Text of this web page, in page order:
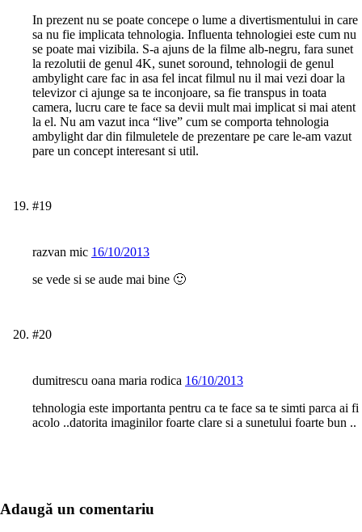
In prezent nu se poate concepe o lume a divertismentului in care
sa nu fie implicata tehnologia. Influenta tehnologiei este cum nu
se poate mai vizibila. S-a ajuns de la filme alb-negru, fara sunet
la rezolutii de genul 4K, sunet soround, tehnologii de genul
ambylight care fac in asa fel incat filmul nu il mai vezi doar la
televizor ci ajunge sa te inconjoare, sa fie transpus in toata
camera, lucru care te face sa devii mult mai implicat si mai atent
la el. Nu am vazut inca “live” cum se comporta tehnologia
ambylight dar din filmuletele de prezentare pe care le-am vazut
pare un concept interesant si util.
#19
razvan mic 16/10/2013
se vede si se aude mai bine 🙂
#20
dumitrescu oana maria rodica 16/10/2013
tehnologia este importanta pentru ca te face sa te simti parca ai fi
acolo ..datorita imaginilor foarte clare si a sunetului foarte bun ..
Adaugă un comentariu